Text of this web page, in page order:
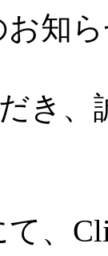
お知
き
て、